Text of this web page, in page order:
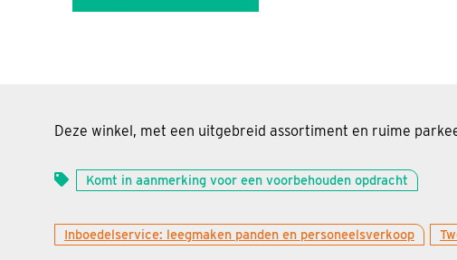
Deze winkel, met een uitgebreid assortiment en ruime
Komt in aanmerking voor een voorbehouden opdracht
Inboedelservice: leegmaken panden en personeelsverkoop